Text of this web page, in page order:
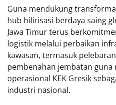
Guna mendukung
hub hilirisasi berdaya saing
Jawa Timur terus
logistik melalui perbaikan
kawasan, termasuk
pembenahan jembatan guna
operasional KEK Gresik
industri nasional.